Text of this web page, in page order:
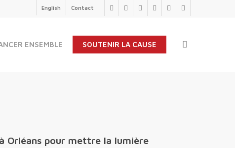
twitterfacebooklinkedinyoutubeinstagram
flickr
English Contact
ENSEMBLE SOUTENIR LA CAUSE
Orléans pour mettre la lumière